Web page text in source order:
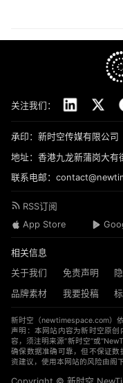
关注我们：
承印：新时空传媒有限公司
地址：香港九龙新蒲岗大有
联系电邮：
RSS订阅
App Store
相关信息
关于我们
免责声明
品牌素材
我要投稿
新时空（newtimespace.com）
声明：本网站内容为新时空原
容，须注明来源“新时空”或
确保数据准确可靠，但不保证
资建议，使用本网站的风险由阁